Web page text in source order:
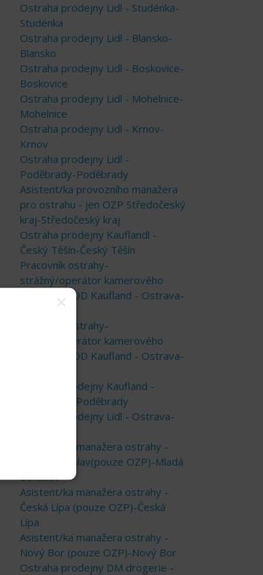
Ostraha prodejny Lidl - Studénka-
Studénka
Ostraha prodejny Lidl - Blansko-
Blansko
Ostraha prodejny Lidl - Boskovice-
Boskovice
Ostraha prodejny Lidl - Mohelnice-
Mohelnice
Ostraha prodejny Lidl - Krnov-
Krnov
Ostraha prodejny Lidl -
Poděbrady-Poděbrady
Asistent/ka provozního manažera
pro ostrahu - jen OZP Středočeský
kraj-Středočeský kraj
Ostraha prodejny Kauflandl -
Český Těšín-Český Těšín
Pracovník ostrahy-
strážný/operátor kamerového
systému v OD Kaufland - Ostrava-
Ostrava
Pracovník ostrahy-
strážný/operátor kamerového
systému v OD Kaufland - Ostrava-
Ostraha prodejny Kaufland -
Poděbrady-Poděbrady
Ostraha prodejny Lidl - Ostrava-
Asistent/ka manažera ostrahy -
Mladá Boleslav(pouze OZP)-Mladá
Boleslav
Asistent/ka manažera ostrahy -
Česká Lípa (pouze OZP)-Česká
Lípa
Asistent/ka manažera ostrahy -
Nový Bor (pouze OZP)-Nový Bor
Ostraha prodejny DM drogerie -
×